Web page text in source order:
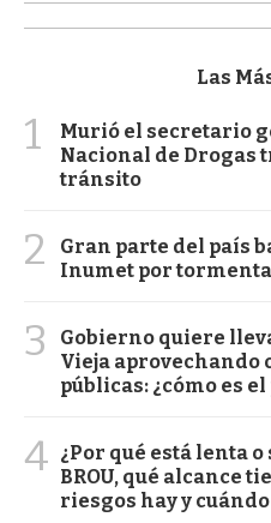
Las
1
Murió el secretario
Nacional de Drogas
tránsito
2
Gran parte del país
Inumet por
3
Gobierno quiere
Vieja aprovechando
públicas: ¿cómo es
4 ¿Por qué está lenta
BROU, qué alcance
riesgos hay y